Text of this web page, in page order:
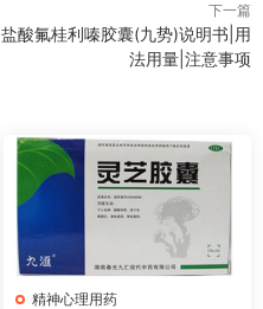
下一篇
盐酸氟桂利嗪胶囊(九势)说明书|用
法用量|注意事项
精神心理用药